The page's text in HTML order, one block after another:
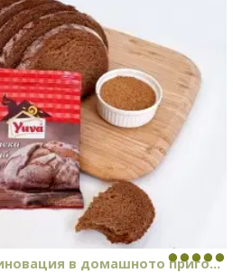
в домашното приго...